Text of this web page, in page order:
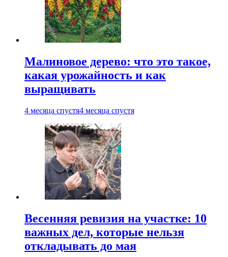
Малиновое дерево: что это такое,
какая урожайность и как
выращивать
4 месяца спустя4 месяца спустя
Весенняя ревизия на участке: 10
важных дел, которые нельзя
откладывать до мая